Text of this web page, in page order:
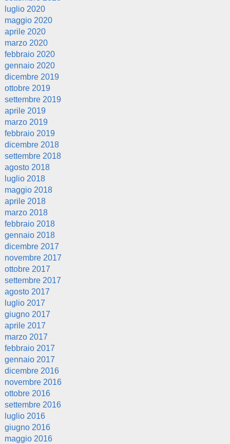
luglio 2020
maggio 2020
aprile 2020
marzo 2020
febbraio 2020
gennaio 2020
dicembre 2019
ottobre 2019
settembre 2019
aprile 2019
marzo 2019
febbraio 2019
dicembre 2018
settembre 2018
agosto 2018
luglio 2018
maggio 2018
aprile 2018
marzo 2018
febbraio 2018
gennaio 2018
dicembre 2017
novembre 2017
ottobre 2017
settembre 2017
agosto 2017
luglio 2017
giugno 2017
aprile 2017
marzo 2017
febbraio 2017
gennaio 2017
dicembre 2016
novembre 2016
ottobre 2016
settembre 2016
luglio 2016
giugno 2016
maggio 2016